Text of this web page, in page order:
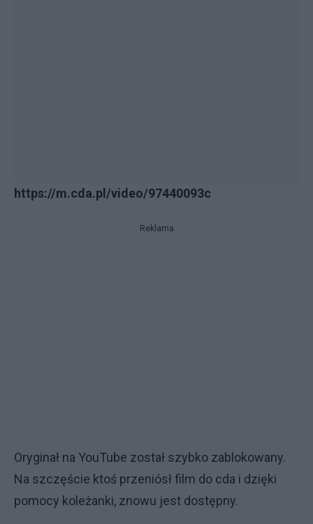
https://m.cda.pl/video/97440093c
Reklama
Oryginał na YouTube został szybko zablokowany.
Na szczęście ktoś przeniósł film do cda i dzięki
pomocy koleżanki, znowu jest dostępny.